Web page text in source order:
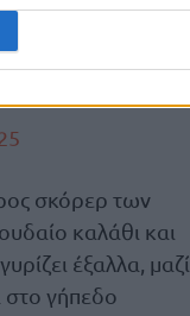
σκόρερ των
καλάθι και
έξαλλα, μαζί
στο γήπεδο